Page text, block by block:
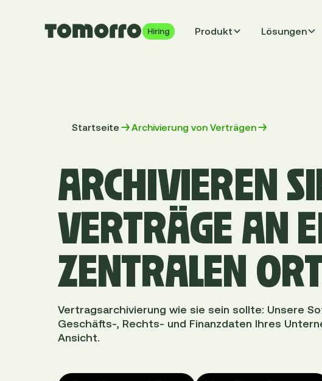
Hiring Produkt Lösungen
Startseite Archivierung von Verträgen
ARCHIVIEREN
VERTRÄGE AN
ZENTRALEN
Vertragsarchivierung wie sie sein sollte: Unsere
Geschäfts-, Rechts- und Finanzdaten Ihres
Ansicht.